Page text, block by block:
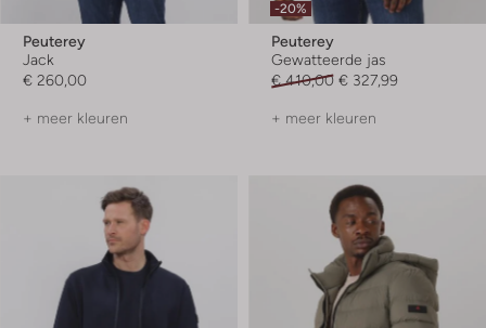
Peuterey
Jack
€ 260,00
+ meer kleuren
-20%
Peuterey
Gewatteerde jas
€ 410,00 € 327,99
+ meer kleuren